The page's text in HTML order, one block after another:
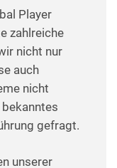
Player
zahlreiche
nicht nur
auch
nicht
gefragt.
unserer